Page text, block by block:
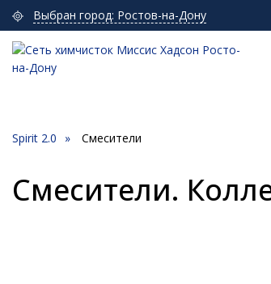
Выбран город: Ростов-на-Дону
Spirit 2.0 Смесители
Смесители.